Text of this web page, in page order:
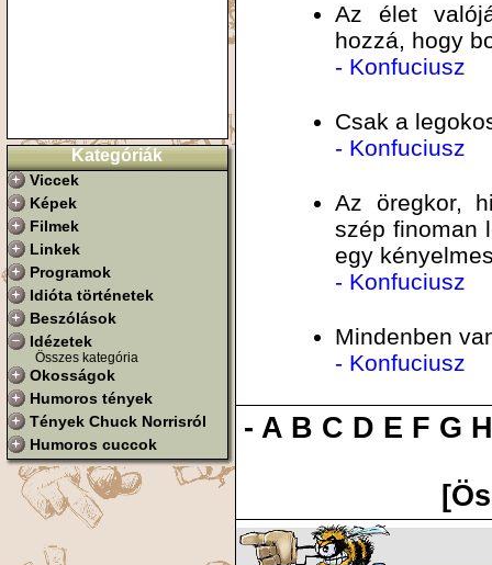
Kategóriák
Viccek
Képek
Filmek
Linkek
Programok
Idióta történetek
Beszólások
Idézetek
Összes kategória
Okosságok
Humoros tények
Tények Chuck Norrisról
Humoros cuccok
Az élet
hozzá, hogy
- Konfuciusz
Csak a
- Konfuciusz
Az öregkor,
szép finoman
egy
- Konfuciusz
Mindenben
- Konfuciusz
-A B C D E F G